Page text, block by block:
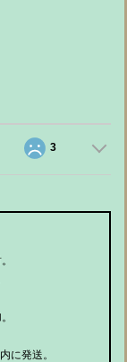
3
に発送。